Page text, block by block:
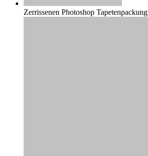
Zerrissenen Photoshop Tapetenpackung